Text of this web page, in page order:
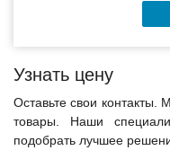
Узнать цену
Оставьте свои
товары. Наши
подобрать лучшее